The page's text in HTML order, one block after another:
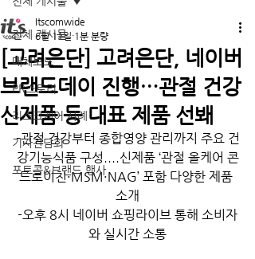
전체 게시물
매체보도
PR스토리
리스크케어 사례
기자간담회
포토콜&브랜드 행사
[고려은단] 고려은단, 네이버
브랜드데이 진행…관절 건강
신제품 등 대표 제품 선봬
Itscomwide
6월 11일 1분 분량
-관절 건강부터 종합영양 관리까지 주요 건
강기능식품 구성....신제품 ‘관절 올케어 콘
드로이친·MSM·NAG’ 포함 다양한 제품
소개
-오후 8시 네이버 쇼핑라이브 통해 소비자
와 실시간 소통